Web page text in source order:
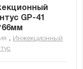
GP-41
, Инжекционный